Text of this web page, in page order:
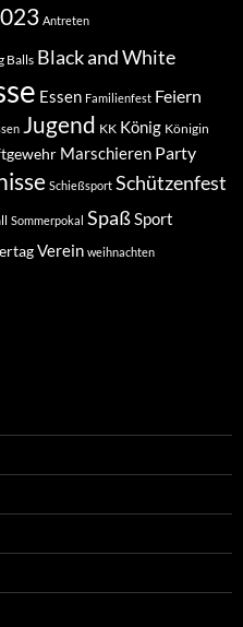
Antreten
Balls Black and White
Essen Familienfest Feiern
Jugend KK König Königin
Marschieren Party
Schießsport Schützenfest
Sommerpokal Spaß Sport
Verein weihnachten